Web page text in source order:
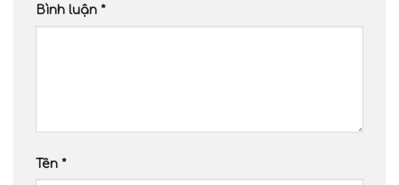
Bình luận *
Tên *